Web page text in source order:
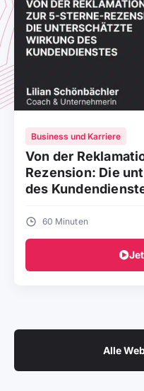
Business und Karriere
Von der
Rezension: Die
des
60 Minuten
Alle